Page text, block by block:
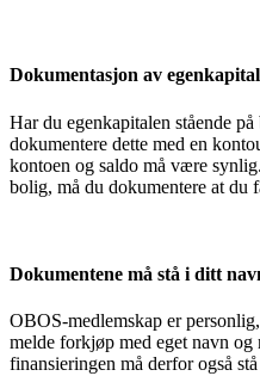
Dokumentasjon av egenkapital
Har du egenkapitalen stående
dokumentere dette med en
kontoen og saldo må være
bolig, må du dokumentere at du
Dokumentene må stå i ditt
OBOS-medlemskap er
melde forkjøp med eget navn og
finansieringen må derfor også